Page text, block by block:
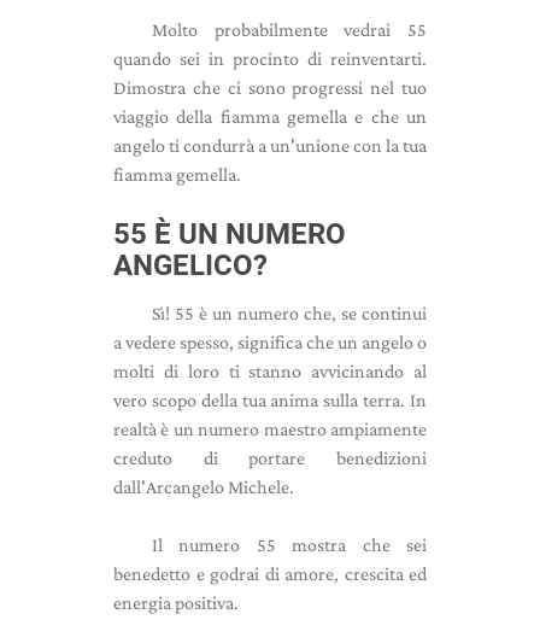
Molto probabilmente vedrai 55
quando sei in procinto di reinventarti.
Dimostra che ci sono progressi nel tuo
viaggio della fiamma gemella e che un
angelo ti condurrà a un'unione con la tua
fiamma gemella.
55 È UN NUMERO
ANGELICO?
Sì! 55 è un numero che, se continui
a vedere spesso, significa che un angelo o
molti di loro ti stanno avvicinando al
vero scopo della tua anima sulla terra. In
realtà è un numero maestro ampiamente
creduto di portare benedizioni
dall'Arcangelo Michele.
Il numero 55 mostra che sei
benedetto e godrai di amore, crescita ed
energia positiva.